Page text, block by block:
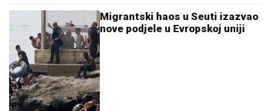
Migrantski haos u Seuti izazvao
nove podjele u Evropskoj uniji